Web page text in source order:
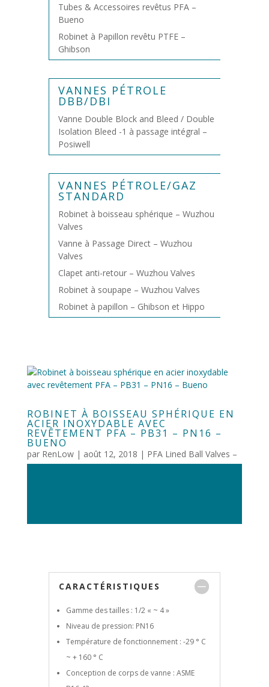
Tubes & Accessoires revêtus PFA –
Bueno
Robinet à Papillon revêtu PTFE –
Ghibson
VANNES PÉTROLE
DBB/DBI
Vanne Double Block and Bleed / Double
Isolation Bleed -1 à passage intégral –
Posiwell
VANNES PÉTROLE/GAZ
STANDARD
Robinet à boisseau sphérique – Wuzhou
Valves
Vanne à Passage Direct – Wuzhou
Valves
Clapet anti-retour – Wuzhou Valves
Robinet à soupape – Wuzhou Valves
Robinet à papillon – Ghibson et Hippo
ROBINET À BOISSEAU SPHÉRIQUE EN
ACIER INOXYDABLE AVEC
REVÊTEMENT PFA – PB31 – PN16 –
BUENO
par RenLow| août 12, 2018 | PFA Lined Ball Valves –
Bueno
CARACTÉRISTIQUES
Gamme des tailles : 1/2 « ~ 4 »
Niveau de pression: PN16
Température de fonctionnement : -29 ° C
~ + 160 ° C
Conception de corps de vanne : ASME